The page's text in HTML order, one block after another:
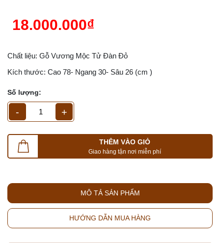
18.000.000₫
Chất liệu: Gỗ Vương Mộc Tử Đàn Đỏ
Kích thước: Cao 78- Ngang 30- Sâu 26 (cm )
Số lượng:
- +
THÊM VÀO GIỎ
Giao hàng tận nơi miễn phí
MÔ TẢ SẢN PHẨM
HƯỚNG DẪN MUA HÀNG